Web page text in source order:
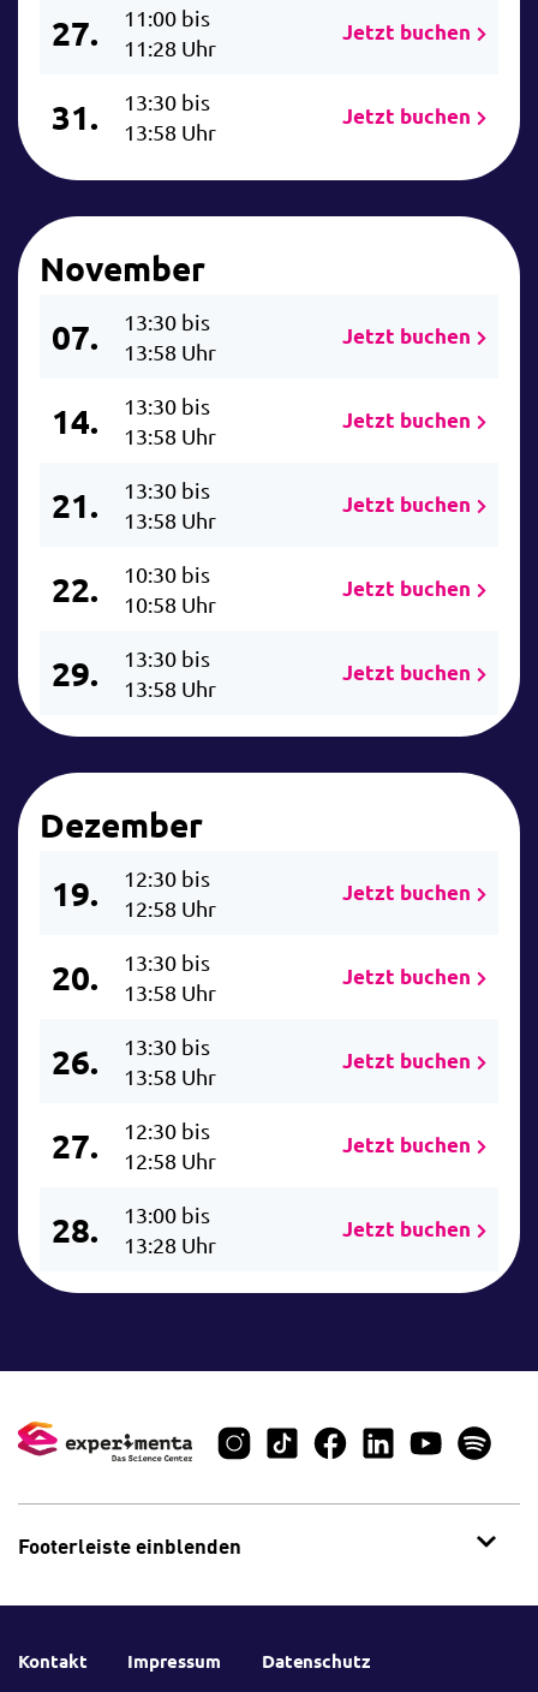
27.
11:00 bis
11:28 Uhr
Jetzt buchen
31.
13:30 bis
13:58 Uhr
Jetzt buchen
November
07.
13:30 bis
13:58 Uhr
Jetzt buchen
14.
13:30 bis
13:58 Uhr
Jetzt buchen
21.
13:30 bis
13:58 Uhr
Jetzt buchen
22.
10:30 bis
10:58 Uhr
Jetzt buchen
29.
13:30 bis
13:58 Uhr
Jetzt buchen
Dezember
19.
12:30 bis
12:58 Uhr
Jetzt buchen
20.
13:30 bis
13:58 Uhr
Jetzt buchen
26.
13:30 bis
13:58 Uhr
Jetzt buchen
27.
12:30 bis
12:58 Uhr
Jetzt buchen
28.
13:00 bis
13:28 Uhr
Jetzt buchen
Footerleiste einblenden
Kontakt Impressum Datenschutz